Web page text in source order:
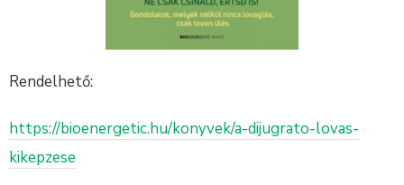
Rendelhető:
https://bioenergetic.hu/konyvek/a-dijugrato-lovas-
kikepzese